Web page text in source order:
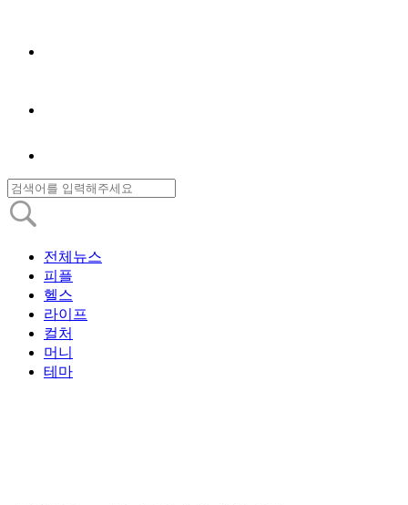
전체뉴스
피플
헬스
라이프
컬처
머니
테마